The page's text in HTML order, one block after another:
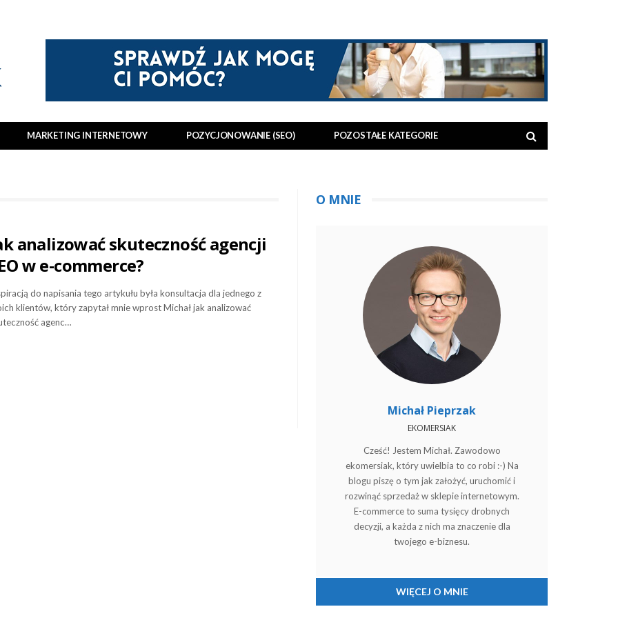
MARKETING INTERNETOWY POZYCJONOWANIE (SEO) POZOSTAŁE KATEGORIE
analizować skuteczność agencji
w e-commerce?
do napisania tego artykułu była konsultacja dla jednego z
klientów, który zapytał mnie wprost Michał jak analizować
agenc…
O MNIE
Michał Pieprzak
EKOMERSIAK
Cześć! Jestem Michał. Zawodowo
ekomersiak, który uwielbia to co robi :-) Na
blogu piszę o tym jak założyć, uruchomić i
rozwinąć sprzedaż w sklepie internetowym.
E-commerce to suma tysięcy drobnych
decyzji, a każda z nich ma znaczenie dla
twojego e-biznesu.
WIĘCEJ O MNIE